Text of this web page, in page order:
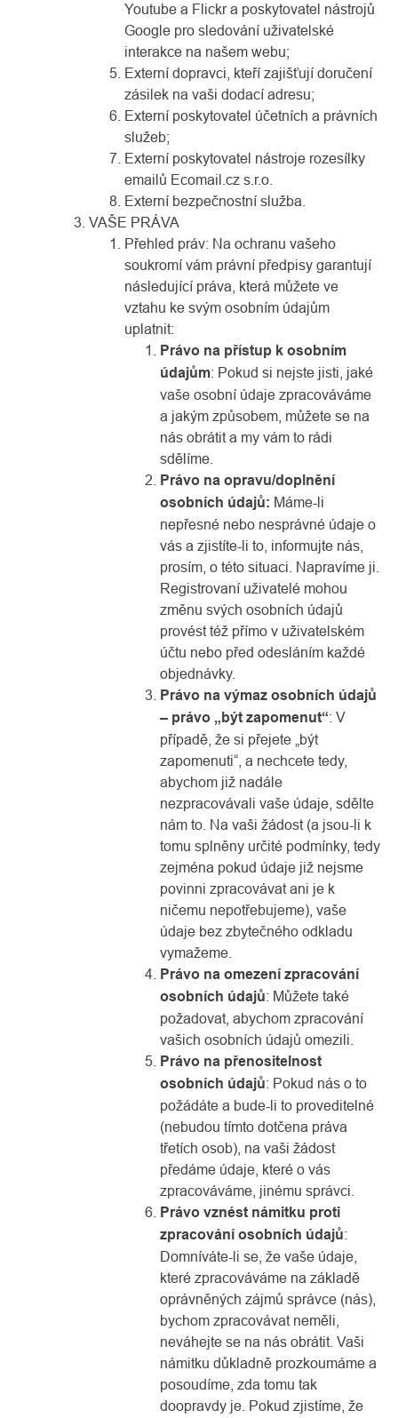
Youtube a Flickr a poskytovatel nástrojů
Google pro sledování uživatelské
interakce na našem webu;
Externí dopravci, kteří zajišťují doručení
zásilek na vaši dodací adresu;
Externí poskytovatel účetních a právních
služeb;
Externí poskytovatel nástroje rozesílky
emailů Ecomail.cz s.r.o.
Externí bezpečnostní služba.
VAŠE PRÁVA
Přehled práv: Na ochranu vašeho
soukromí vám právní předpisy garantují
následující práva, která můžete ve
vztahu ke svým osobním údajům
uplatnit:
Právo na přístup k osobním
údajům: Pokud si nejste jisti, jaké
vaše osobní údaje zpracováváme
a jakým způsobem, můžete se na
nás obrátit a my vám to rádi
sdělíme.
Právo na opravu/doplnění
osobních údajů: Máme-li
nepřesné nebo nesprávné údaje o
vás a zjistíte-li to, informujte nás,
prosím, o této situaci. Napravíme ji.
Registrovaní uživatelé mohou
změnu svých osobních údajů
provést též přímo v uživatelském
účtu nebo před odesláním každé
objednávky.
Právo na výmaz osobních údajů
– právo „být zapomenut“: V
případě, že si přejete „být
zapomenuti“, a nechcete tedy,
abychom již nadále
nezpracovávali vaše údaje, sdělte
nám to. Na vaši žádost (a jsou-li k
tomu splněny určité podmínky, tedy
zejména pokud údaje již nejsme
povinni zpracovávat ani je k
ničemu nepotřebujeme), vaše
údaje bez zbytečného odkladu
vymažeme.
Právo na omezení zpracování
osobních údajů: Můžete také
požadovat, abychom zpracování
vašich osobních údajů omezili.
Právo na přenositelnost
osobních údajů: Pokud nás o to
požádáte a bude-li to proveditelné
(nebudou tímto dotčena práva
třetích osob), na vaši žádost
předáme údaje, které o vás
zpracováváme, jinému správci.
Právo vznést námitku proti
zpracování osobních údajů:
Domníváte-li se, že vaše údaje,
které zpracováváme na základě
oprávněných zájmů správce (nás),
bychom zpracovávat neměli,
neváhejte se na nás obrátit. Vaši
námitku důkladně prozkoumáme a
posoudíme, zda tomu tak
doopravdy je. Pokud zjistíme, že